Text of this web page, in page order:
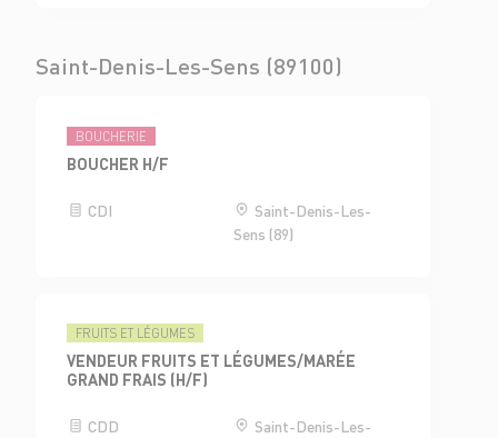
Saint-Denis-Les-Sens (89100)
BOUCHERIE
BOUCHER H/F
CDI
Saint-Denis-Les-
Sens (89)
FRUITS ET LÉGUMES
VENDEUR FRUITS ET LÉGUMES/MARÉE
GRAND FRAIS (H/F)
CDD Saint-Denis-Les-